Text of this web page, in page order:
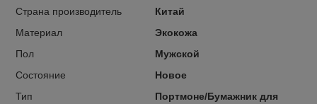
Страна производитель
Китай
Материал
Экокожа
Пол
Мужской
Состояние
Новое
Тип
Портмоне/Бумажник для